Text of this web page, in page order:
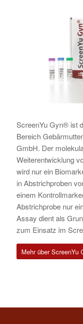
ScreenYu Gyn® ist
Bereich
GmbH. Der
Weiterentwicklung
wird nur ein
in Abstrichproben
einem
Abstrichprobe nur
Assay dient als
zum Einsatz im
Mehr über ScreenYu